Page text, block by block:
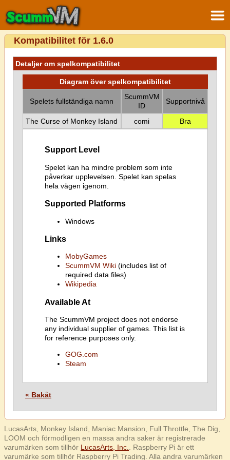
Kompatibilitet för 1.6.0
Detaljer om spelkompatibilitet
Diagram över spelkompatibilitet
Spelets fullständiga namn
ScummVM
ID
Supportnivå
The Curse of Monkey Island comi Bra
Support Level
Spelet kan ha mindre problem som inte
påverkar upplevelsen. Spelet kan spelas
hela vägen igenom.
Supported Platforms
Windows
Links
MobyGames
ScummVM Wiki(includes list of
required data files)
Wikipedia
Available At
The ScummVM project does not endorse
any individual supplier of games. This list is
for reference purposes only.
GOG.com
Steam
« Bakåt
LucasArts, Monkey Island, Maniac Mansion, Full Throttle, The Dig,
LOOM och förmodligen en massa andra saker är registrerade
varumärken som tillhör LucasArts, Inc.
. Raspberry Pi är ett
varumärke som tillhör Raspberry Pi Trading. Alla andra varumärken